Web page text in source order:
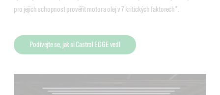
pro jejich schopnost prověřit motor a olej v 7 kritických faktorech*.
Podívejte se, jak si Castrol EDGE vedl